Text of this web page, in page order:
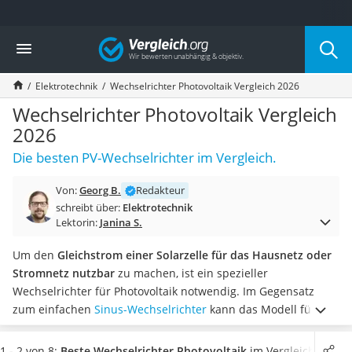
Die beliebtesten Vergleiche nach Kategorie
Baumarkt
Tresor feuerfest
Makita-Akku-Rasenmäher
Kappsäge
Smartes Türschloss
Akku-Rasentrimmer
Feuchtigkeitsmessgerät
Split-Klimaanlage 2 Innengeräte
Pelletofen
Bohrmaschine
Tiefbrunnenpumpe
Fliesenschneider
Hochdruckreiniger
Doppelschleifer
Überwachungskamera
Benzinrasenmäher mit Elektrostart
Vergleich
Elektrotechnik Wechselrichter Photovoltaik Vergleich 2026
Wechselrichter Photovoltaik Vergleich
2026
Die besten PV-Wechselrichter im Vergleich.
Von:Georg B.
Redakteur
schreibt über: Elektrotechnik
Lektorin: Janina S.
Um den Gleichstrom einer Solarzelle für das Hausnetz oder
Stromnetz nutzbar zu machen, ist ein spezieller
Wechselrichter für Photovoltaik notwendig. Im Gegensatz
zum einfachen Sinus-Wechselrichter kann das Modell für
Solaranlagenauf schwankende Spannungen reagierendurch
sich verändernde Sonneneinstrahlung. Tests im Internet